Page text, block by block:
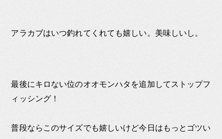
アラカブはいつ釣れてくれても嬉しい。美味しいし。
最後にキロない位のオオモンハタを追加してストップフ
ィッシング！
普段ならこのサイズでも嬉しいけど今日はもっとゴツい